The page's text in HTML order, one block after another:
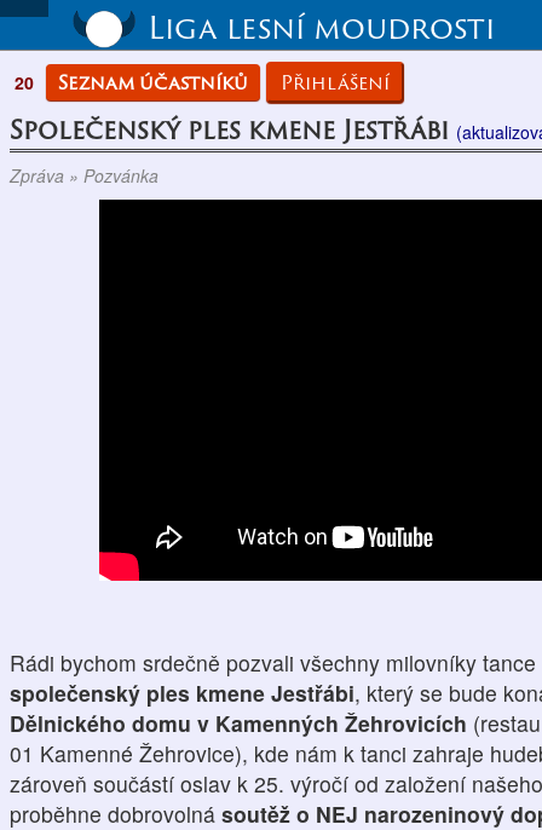
Liga lesní moudrosti
20 Seznam účastníků Přihlášení
Společenský ples kmene Jestřábi
Zpráva » Pozvánka
Rádi bychom srdečně pozvali všechny milovníky
společenský ples kmene Jestřábi, který se bude
Dělnického domu v Kamenných Žehrovicích
01 Kamenné Žehrovice), kde nám k tanci zahraje
zároveň součástí oslav k 25. výročí od založení
proběhne dobrovolná soutěž o NEJ narozeninový